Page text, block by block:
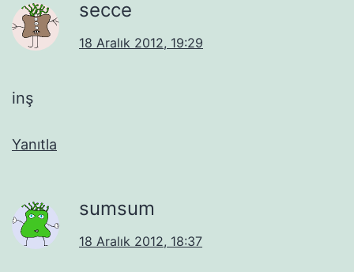
secce
18 Aralık 2012, 19:29
inş
Yanıtla
sumsum
18 Aralık 2012, 18:37